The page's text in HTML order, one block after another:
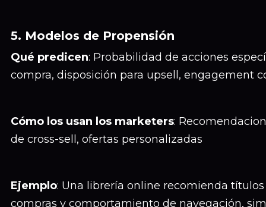
5. Modelos de Propensión
Qué predicen: Probabilidad de acciones
compra, disposición para upsell, engagement
Cómo los usan los marketers:
de cross-sell, ofertas personalizadas
Ejemplo: Una librería online recomienda
compras y comportamiento de navegación,